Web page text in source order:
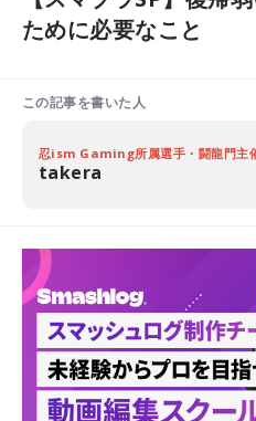
ために必要なこと
この記事を書いた人
忍ism Gaming所属選手・闘龍門主
takera